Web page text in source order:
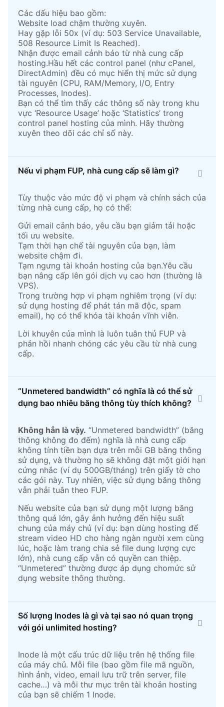
Các dấu hiệu bao gồm:
Website load chậm thường xuyên.
Hay gặp lỗi 50x (ví dụ: 503 Service Unavailable,
508 Resource Limit Is Reached).
Nhận được email cảnh báo từ nhà cung cấp
hosting.Hầu hết các control panel (như cPanel,
DirectAdmin) đều có mục hiển thị mức sử dụng
tài nguyên (CPU, RAM/Memory, I/O, Entry
Processes, Inodes).
Bạn có thể tìm thấy các thông số này trong khu
vực ‘Resource Usage’ hoặc ‘Statistics’ trong
control panel hosting của mình. Hãy thường
xuyên theo dõi các chỉ số này.
Nếu vi phạm FUP, nhà cung cấp sẽ làm gì?
Tùy thuộc vào mức độ vi phạm và chính sách của
từng nhà cung cấp, họ có thể:
Gửi email cảnh báo, yêu cầu bạn giảm tải hoặc
tối ưu website.
Tạm thời hạn chế tài nguyên của bạn, làm
website chậm đi.
Tạm ngưng tài khoản hosting của bạn.Yêu cầu
bạn nâng cấp lên gói dịch vụ cao hơn (thường là
VPS).
Trong trường hợp vi phạm nghiêm trọng (ví dụ:
sử dụng hosting để phát tán mã độc, spam
email), họ có thể khóa tài khoản vĩnh viễn.
Lời khuyên của mình là luôn tuân thủ FUP và
phản hồi nhanh chóng các yêu cầu từ nhà cung
cấp.
“Unmetered bandwidth” có nghĩa là có thể sử
dụng bao nhiêu băng thông tùy thích không?
Không hẳn là vậy. “Unmetered bandwidth” (băng
thông không đo đếm) nghĩa là nhà cung cấp
không tính tiền bạn dựa trên mỗi GB băng thông
sử dụng, và thường họ sẽ không đặt một giới hạn
cứng nhắc (ví dụ 500GB/tháng) trên giấy tờ cho
các gói này. Tuy nhiên, việc sử dụng băng thông
vẫn phải tuân theo FUP.
Nếu website của bạn sử dụng một lượng băng
thông quá lớn, gây ảnh hưởng đến hiệu suất
chung của máy chủ (ví dụ: bạn dùng hosting để
stream video HD cho hàng ngàn người xem cùng
lúc, hoặc làm trang chia sẻ file dung lượng cực
lớn), nhà cung cấp vẫn có quyền can thiệp.
“Unmetered” thường được áp dụng chomức sử
dụng website thông thường.
Số lượng Inodes là gì và tại sao nó quan trọng
với gói unlimited hosting?
Inode là một cấu trúc dữ liệu trên hệ thống file
của máy chủ. Mỗi file (bao gồm file mã nguồn,
hình ảnh, video, email lưu trữ trên server, file
cache…) và mỗi thư mục trên tài khoản hosting
của bạn sẽ chiếm 1 Inode.